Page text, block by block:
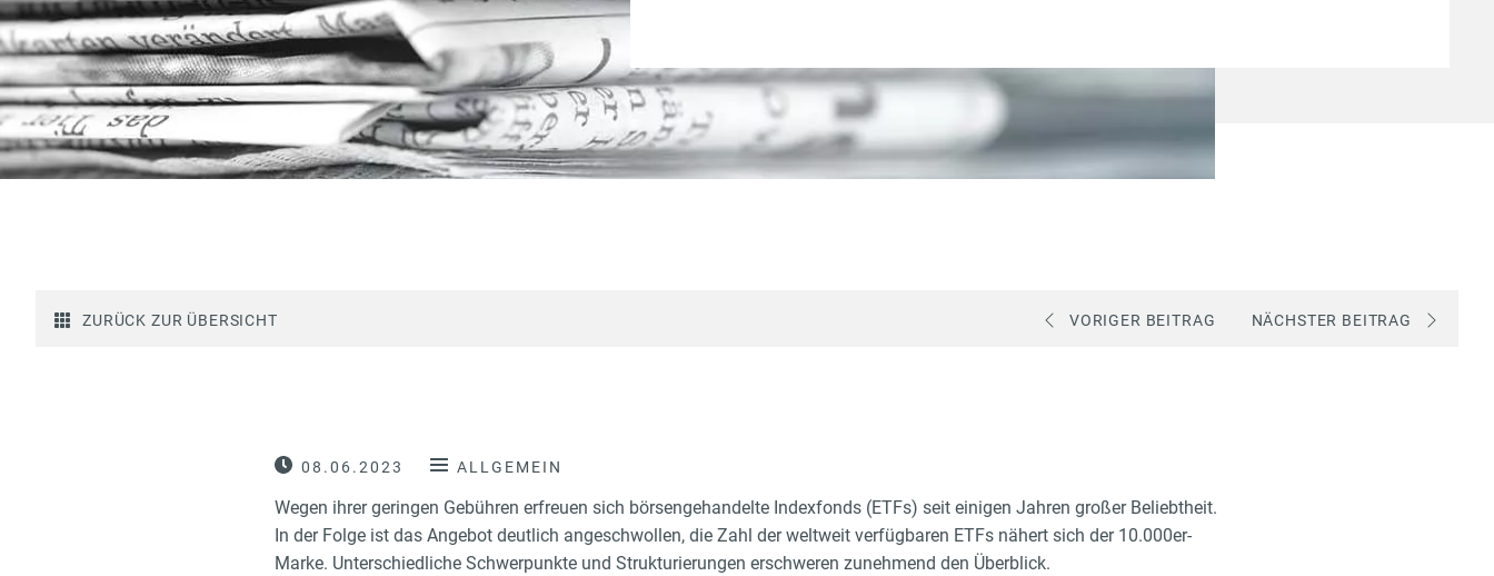
ZURÜCK ZUR ÜBERSICHT VORIGER BEITRAG NÄCHSTER BEITRAG
08.06.2023 ALLGEMEIN
Wegen ihrer geringen Gebühren erfreuen sich börsengehandelte Indexfonds (ETFs) seit einigen Jahren großer Beliebtheit.
In der Folge ist das Angebot deutlich angeschwollen, die Zahl der weltweit verfügbaren ETFs nähert sich der 10.000er-
Marke. Unterschiedliche Schwerpunkte und Strukturierungen erschweren zunehmend den Überblick.